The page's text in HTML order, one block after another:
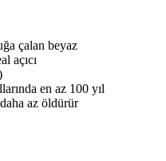
çalan beyaz
açıcı
en az 100 yıl
az öldürür